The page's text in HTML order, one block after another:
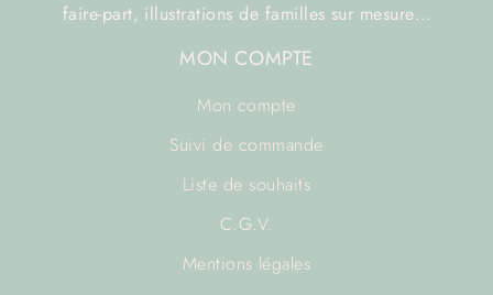
faire-part, illustrations de familles sur mesure…
MON COMPTE
Mon compte
Suivi de commande
Liste de souhaits
C.G.V.
Mentions légales